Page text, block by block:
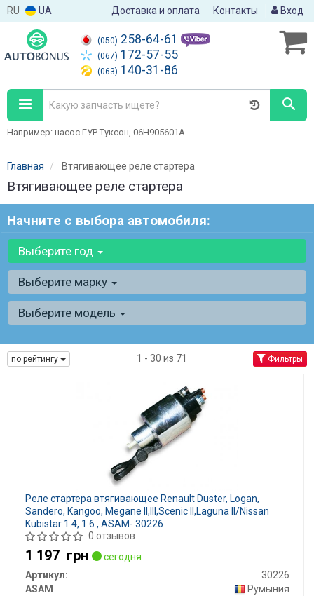
RU UA Доставка и оплата Контакты Вход
(050) 258-64-61
(067) 172-57-55
(063) 140-31-86
Например: насос ГУР Туксон, 06H905601A
Главная Втягивающее реле стартера
Втягивающее реле стартера
Начните с выбора автомобиля:
Выберите год
Выберите марку
Выберите модель
по рейтингу 1 - 30 из 71 Фильтры
Реле стартера втягивающее Renault Duster, Logan,
Sandero, Kangoo, Megane II,III,Scenic II,Laguna II/Nissan
Kubistar 1.4, 1.6 , ASAM- 30226
0 отзывов
1 197 грн
сегодня
Артикул:
30226
ASAM
Румыния